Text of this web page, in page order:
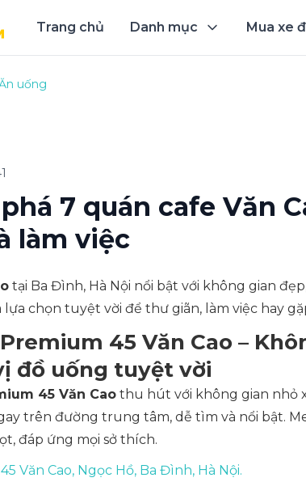
Trang chủ Danh mục Mua xe
uống
7 quán cafe Văn
làm việc
tại Ba Đình, Hà Nội nổi bật với không gian
lựa chọn tuyệt vời để thư giãn, làm việc hay
45 Văn Cao –
đồ uống tuyệt vời
45 Văn Cao thu hút với không gian nhỏ
trên đường trung tâm, dễ tìm và nổi bật.
đáp ứng mọi sở thích.
45 Văn Cao, Ngọc Hồ, Ba Đình, Hà Nội.